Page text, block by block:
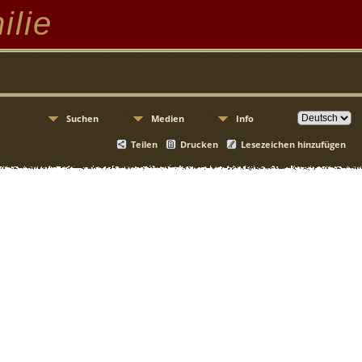
Suchen Medien Info
Teilen Drucken Lesezeichen hinzufügen